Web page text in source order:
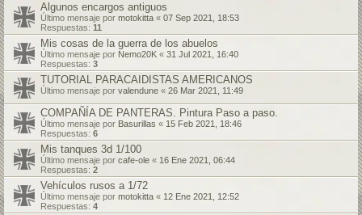
Algunos encargos antiguos
Último mensaje por motokitta « 07 Sep 2021, 18:53
Respuestas: 11
Mis cosas de la guerra de los abuelos
Último mensaje por Nemo20K « 31 Jul 2021, 16:40
Respuestas: 3
TUTORIAL PARACAIDISTAS AMERICANOS
Último mensaje por valendune « 26 Mar 2021, 11:49
COMPAÑÍA DE PANTERAS. Pintura Paso a paso.
Último mensaje por Basurillas « 15 Feb 2021, 18:46
Respuestas: 6
Mis tanques 3d 1/100
Último mensaje por cafe-ole « 16 Ene 2021, 06:44
Respuestas: 2
Vehículos rusos a 1/72
Último mensaje por motokitta « 12 Ene 2021, 12:52
Respuestas: 4